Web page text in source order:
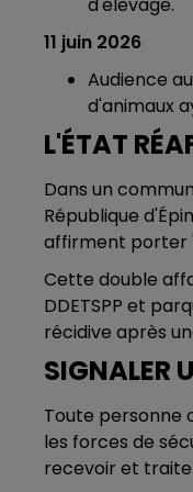
d'élevage.
11 juin 2026
Audience
d'animaux
L'ÉTAT
Dans un
République
affirment porter
Cette double
DDETSPP et
récidive après
SIGNALER
Toute personne
les forces de
recevoir et